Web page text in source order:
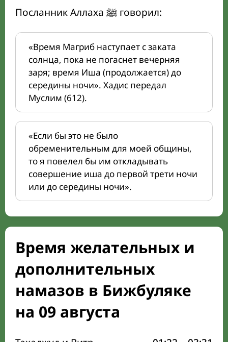
Посланник Аллаха ﷺ говорил:
«Время Магриб наступает с заката
солнца, пока не погаснет вечерняя
заря; время Иша (продолжается) до
середины ночи». Хадис передал
Муслим (612).
«Если бы это не было
обременительным для моей общины,
то я повелел бы им откладывать
совершение иша до первой трети ночи
или до середины ночи».
Время желательных и
дополнительных
намазов в Бижбуляке
на 09 августа